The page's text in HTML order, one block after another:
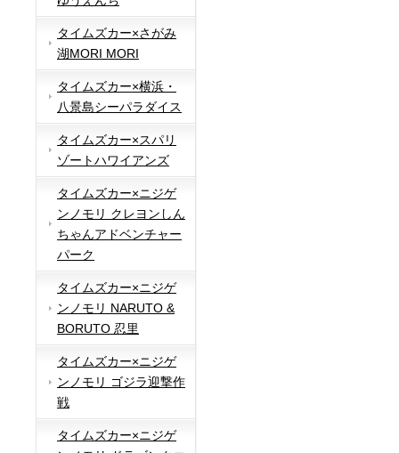
タイムズカー×さがみ
湖MORI MORI
タイムズカー×横浜・
八景島シーパラダイス
タイムズカー×スパリ
ゾートハワイアンズ
タイムズカー×ニジゲ
ンノモリ クレヨンしん
ちゃんアドベンチャー
パーク
タイムズカー×ニジゲ
ンノモリ NARUTO &
BORUTO 忍里
タイムズカー×ニジゲ
ンノモリ ゴジラ迎撃作
戦
タイムズカー×ニジゲ